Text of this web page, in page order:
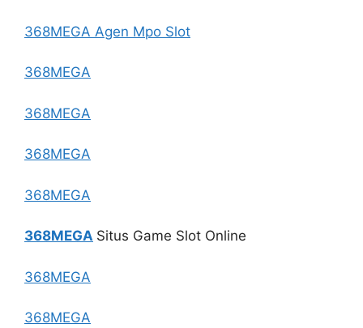
368MEGA Agen Mpo Slot
368MEGA
368MEGA
368MEGA
368MEGA
368MEGA Situs Game Slot Online
368MEGA
368MEGA